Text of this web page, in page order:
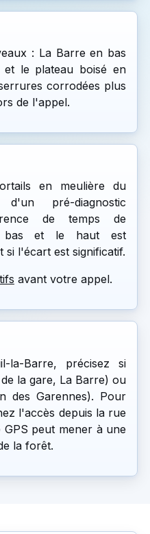
: La Barre en bas
et le plateau boisé en
corrodées plus
de l'appel.
en meulière du
pré-diagnostic
de temps de
bas et le haut est
si l'écart est significatif.
avant votre appel.
la-Barre, précisez si
la gare, La Barre) ou
des Garennes). Pour
l'accès depuis la rue
peut mener à une
la forêt.